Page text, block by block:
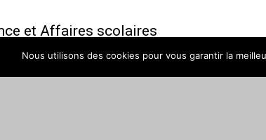
et Affaires scolaires
Nous utilisons des cookies pour vous garantir la